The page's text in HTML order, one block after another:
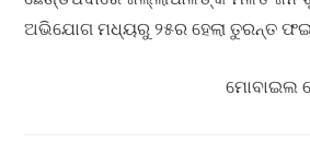
ଅଭିଯୋଗ ମଧ୍ୟରୁ ୨୫ର ହେଲା ତୁରନ୍ତ
ମୋବାଇଲ